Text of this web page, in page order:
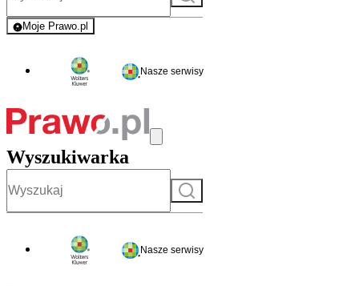
Moje Prawo.pl
- rejestracja i logowanie do serwisu
Nasze serwisy
Wyszukiwarka
Szukaj
Nasze serwisy